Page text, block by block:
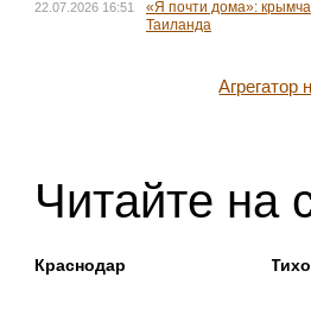
22.07.2026 16:51
«Я почти дома»:
Таиланда
Читайте на
Краснодар